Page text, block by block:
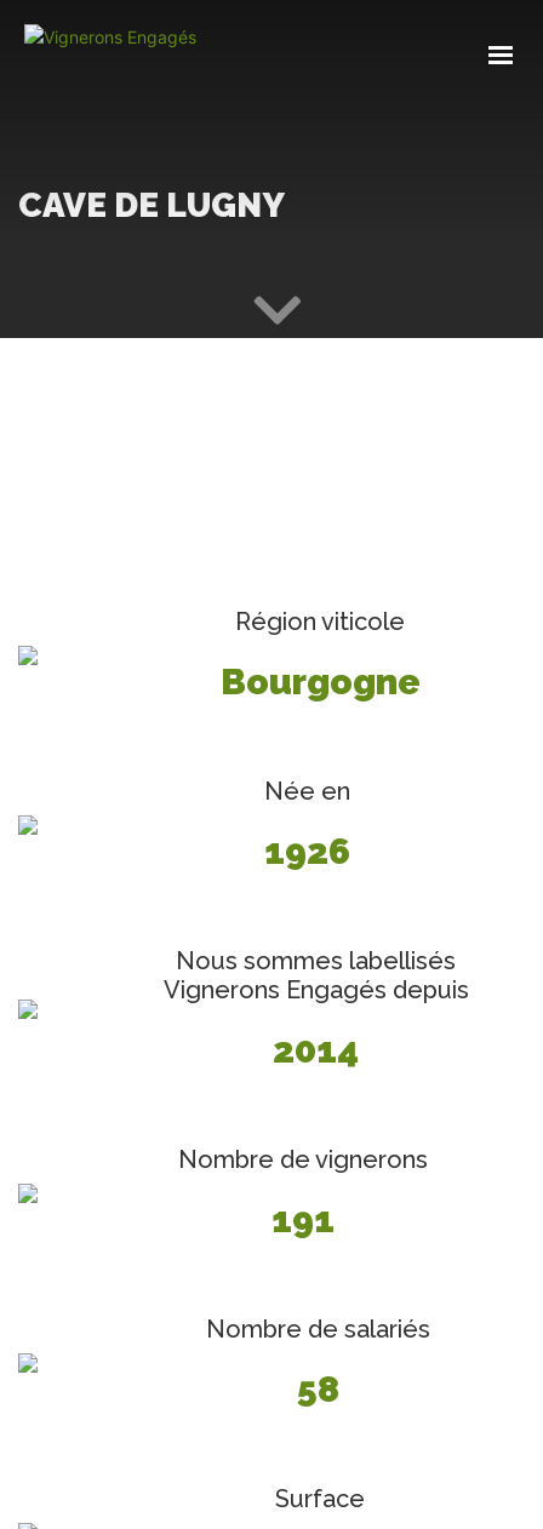
CAVE DE LUGNY
Région viticole
Bourgogne
Née en
1926
Nous sommes labellisés
Vignerons Engagés depuis
2014
Nombre de vignerons
191
Nombre de salariés
58
Surface